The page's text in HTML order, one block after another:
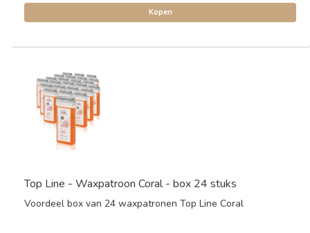
Kopen
Top Line - Waxpatroon Coral - box 24 stuks
Voordeel box van 24 waxpatronen Top Line Coral